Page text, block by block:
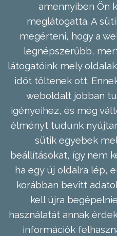
amennyiben Ön
meglátogatta. A
megérteni, hogy a
legnépszerűbb,
látogatóink mely
időt töltenek ott.
weboldalt jobban
igényeihez, és még
élményt tudunk
sütik egyebek
beállításokat, így nem
ha egy új oldalra lép,
korábban bevitt
kell újra
használatát annak
információk